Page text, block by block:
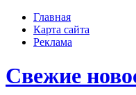
Главная
Карта сайта
Реклама
Свежие